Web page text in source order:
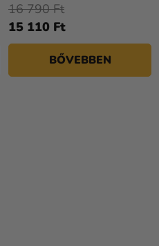
15 110 Ft
16 790 Ft
BŐVEBBEN